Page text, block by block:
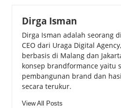
Dirga Isman
Dirga Isman adalah seorang
CEO dari Uraga Digital
berbasis di Malang dan
konsep brandformance yaitu
pembangunan brand dan
secara terukur.
View All Posts